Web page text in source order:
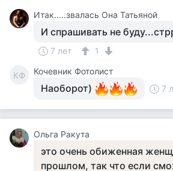
Итак.....звалась Она Татьяной
И спрашивать не
7 лет 1
КФ Кочевник Фотолист
Наоборот) 7
Ольга Ракута
это очень обиженная
прошлом, так что если